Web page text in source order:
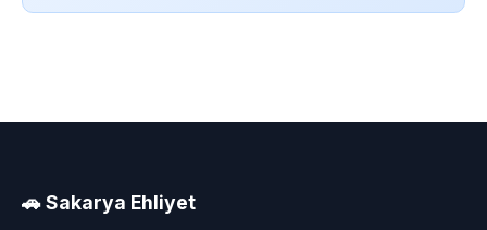
🚗 Sakarya Ehliyet